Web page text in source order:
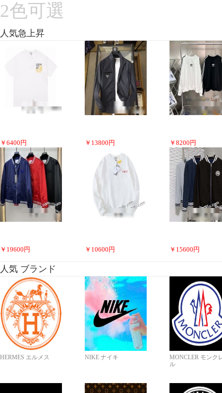
2色可選
人気急上昇
￥ 6400 円 ￥ 13800 円 ￥ 8200 円
￥ 19600 円 ￥ 10600 円 ￥ 15600 円
人気 ブランド
HERMES エルメス NIKE ナイキ
MONCLER モンク
ル